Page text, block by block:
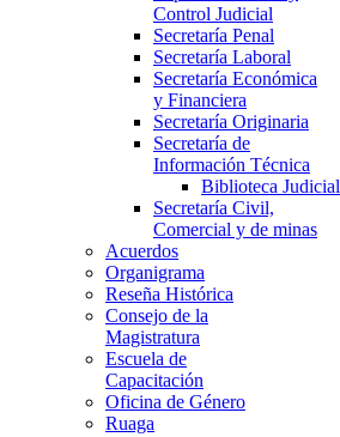
Control Judicial
Secretaría Penal
Secretaría Laboral
Secretaría Económica
y Financiera
Secretaría Originaria
Secretaría de
Información Técnica
Biblioteca Judicial
Secretaría Civil,
Comercial y de minas
Acuerdos
Organigrama
Reseña Histórica
Consejo de la
Magistratura
Escuela de
Capacitación
Oficina de Género
Ruaga